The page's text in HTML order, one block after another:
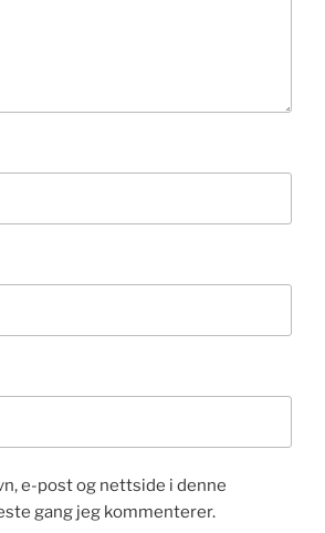
e-post og nettside i denne
gang jeg kommenterer.